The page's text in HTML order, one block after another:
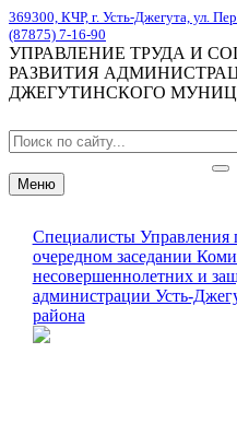
369300, КЧР, г. Усть-Джегута, ул.
(87875) 7-16-90
УПРАВЛЕНИЕ ТРУДА И
РАЗВИТИЯ
ДЖЕГУТИНСКОГО
Меню
Специалисты Управления
очередном заседании
несовершеннолетних и
администрации Усть-
района